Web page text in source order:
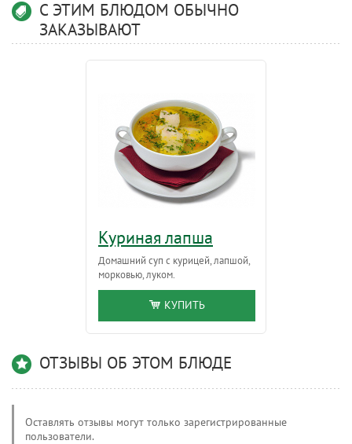
С ЭТИМ БЛЮДОМ ОБЫЧНО
ЗАКАЗЫВАЮТ
Куриная лапша
Домашний суп с курицей, лапшой,
морковью, луком.
КУПИТЬ
ОТЗЫВЫ ОБ ЭТОМ БЛЮДЕ
Оставлять отзывы могут только зарегистрированные
пользователи.